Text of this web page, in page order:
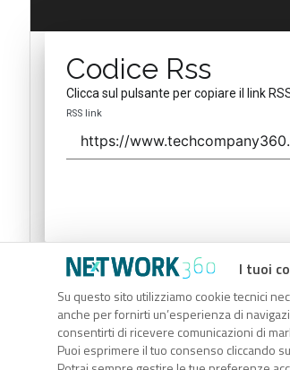
I tuoi
Su questo sito utilizziamo cookie tecnici
anche per fornirti un’esperienza di
consentirti di ricevere comunicazioni di
Puoi esprimere il tuo consenso cliccando
Codice Rss
Clicca sul pulsante per copiare il link
RSS link
Codice Rss
Clicca sul pulsante per copiare il link
RSS link